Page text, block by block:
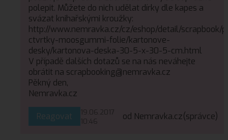
polepit. Můžete do nich udělat dírky dle kapes a
svázat knihařskými kroužky:
http://www.nemravka.cz/cz/eshop/detail/scrapbook/
ctvrtky-moosgummi-folie/kartonove-
desky/kartonova-deska-30-5-x-30-5-cm.html
V případě dalších dotazů se na nás neváhejte
obrátit na scrapbooking@nemravka.cz
Pěkný den,
Nemravka.cz
Reagovat
19.06.2017
10:46
od Nemravka.cz(správce)